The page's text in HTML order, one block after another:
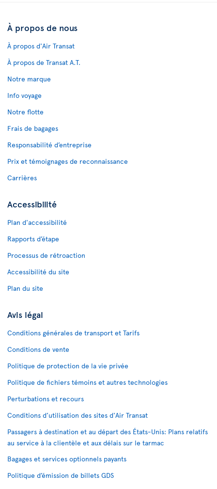
À propos de nous
À propos d'Air Transat
À propos de Transat A.T.
Notre marque
Info voyage
Notre flotte
Frais de bagages
Responsabilité d’entreprise
Prix et témoignages de reconnaissance
Carrières
Accessibilité
Plan d'accessibilité
Rapports d’étape
Processus de rétroaction
Accessibilité du site
Plan du site
Avis légal
Conditions générales de transport et Tarifs
Conditions de vente
Politique de protection de la vie privée
Politique de fichiers témoins et autres technologies
Perturbations et recours
Conditions d’utilisation des sites d'Air Transat
Passagers à destination et au départ des États-Unis: Plans relatifs
au service à la clientèle et aux délais sur le tarmac
Bagages et services optionnels payants
Politique d’émission de billets GDS